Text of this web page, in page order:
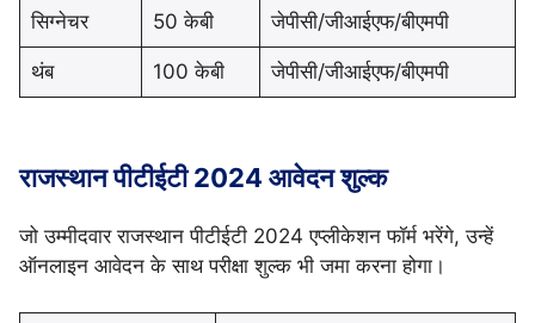
सिग्नेचर 50 केबी जेपीसी/जीआईएफ/बीएमपी
थंब 100 केबी जेपीसी/जीआईएफ/बीएमपी
राजस्थान पीटीईटी 2024 आवेदन शुल्क
जो उम्मीदवार राजस्थान पीटीईटी 2024 एप्लीकेशन फॉर्म भरेंगे, उन्हें
ऑनलाइन आवेदन के साथ परीक्षा शुल्क भी जमा करना होगा।